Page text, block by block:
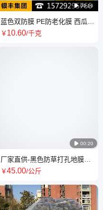
 00:16
蓝色双防膜 PE防老化膜 西瓜种
植用塑料大棚膜 流滴效果好
￥10.60/千克
 00:20
厂家直供-黑色防草打孔地膜银
黑色白色膜-银丰塑业
￥45.00/公斤